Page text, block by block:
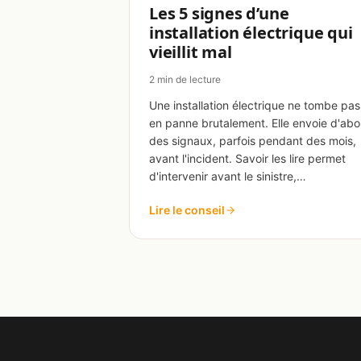
Les 5 signes d’une
installation électrique qui
vieillit mal
2 min de lecture
Une installation électrique ne tombe pas
en panne brutalement. Elle envoie
des signaux, parfois pendant des mois,
avant l'incident. Savoir les lire permet
d'intervenir avant le sinistre,…
Lire le conseil